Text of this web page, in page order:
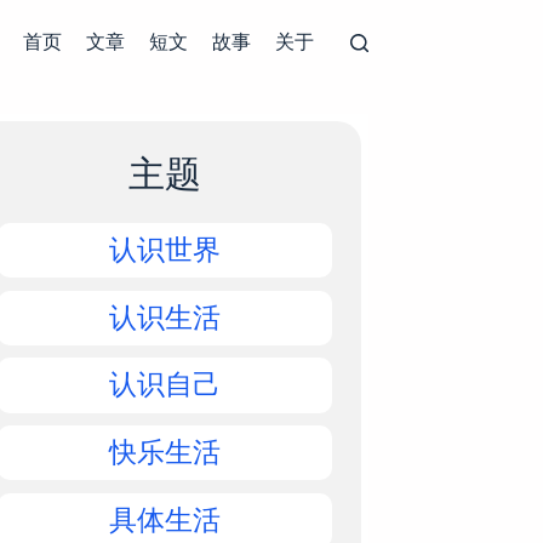
首页 文章 短文 故事 关于
主题
认识世界
认识生活
认识自己
快乐生活
具体生活